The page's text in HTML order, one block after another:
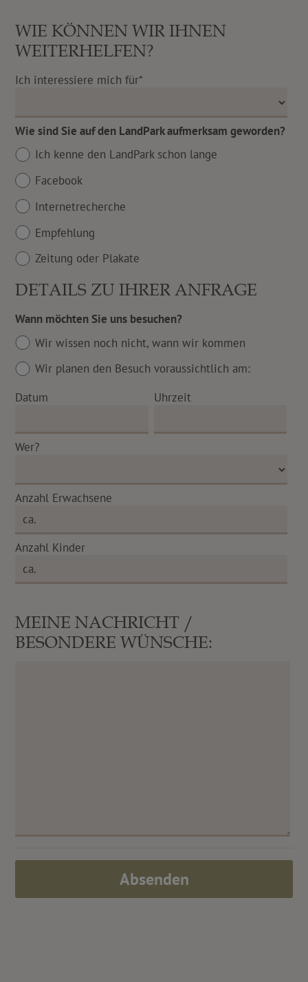
WIE KÖNNEN WIR IHNEN
WEITERHELFEN?
Ich interessiere mich für*
Wie sind Sie auf den LandPark aufmerksam geworden?
Ich kenne den LandPark schon lange
Facebook
Internetrecherche
Empfehlung
Zeitung oder Plakate
DETAILS ZU IHRER ANFRAGE
Wann möchten Sie uns besuchen?
Wir wissen noch nicht, wann wir kommen
Wir planen den Besuch voraussichtlich am:
Datum
Uhrzeit
Wer?
Anzahl Erwachsene
Anzahl Kinder
MEINE NACHRICHT /
BESONDERE WÜNSCHE:
Absenden